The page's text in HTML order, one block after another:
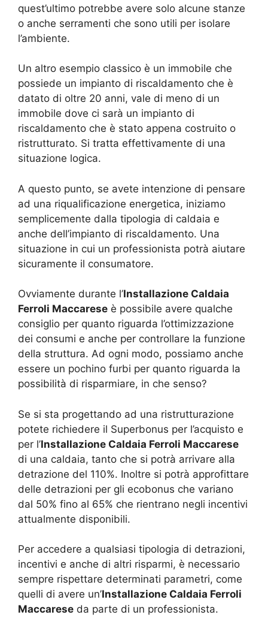
quest’ultimo potrebbe avere solo alcune stanze
o anche serramenti che sono utili per isolare
l’ambiente.
Un altro esempio classico è un immobile che
possiede un impianto di riscaldamento che è
datato di oltre 20 anni, vale di meno di un
immobile dove ci sarà un impianto di
riscaldamento che è stato appena costruito o
ristrutturato. Si tratta effettivamente di una
situazione logica.
A questo punto, se avete intenzione di pensare
ad una riqualificazione energetica, iniziamo
semplicemente dalla tipologia di caldaia e
anche dell’impianto di riscaldamento. Una
situazione in cui un professionista potrà aiutare
sicuramente il consumatore.
Ovviamente durante l’Installazione Caldaia
Ferroli Maccarese è possibile avere qualche
consiglio per quanto riguarda l’ottimizzazione
dei consumi e anche per controllare la funzione
della struttura. Ad ogni modo, possiamo anche
essere un pochino furbi per quanto riguarda la
possibilità di risparmiare, in che senso?
Se si sta progettando ad una ristrutturazione
potete richiedere il Superbonus per l’acquisto e
per l’Installazione Caldaia Ferroli Maccarese
di una caldaia, tanto che si potrà arrivare alla
detrazione del 110%. Inoltre si potrà approfittare
delle detrazioni per gli ecobonus che variano
dal 50% fino al 65% che rientrano negli incentivi
attualmente disponibili.
Per accedere a qualsiasi tipologia di detrazioni,
incentivi e anche di altri risparmi, è necessario
sempre rispettare determinati parametri, come
quelli di avere un’Installazione Caldaia Ferroli
Maccarese da parte di un professionista.